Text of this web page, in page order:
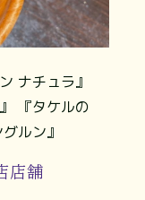
ナチュラ』
『タケルの
ルン』
店舗